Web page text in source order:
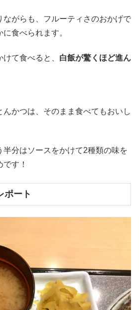
ながらも、フルーティさのおかげで
食べられます。
て食べると、 白飯が驚くほど進ん
かつは、そのまま食べてもおいし
半分はソースをかけて2種類の味を
す！
ポート